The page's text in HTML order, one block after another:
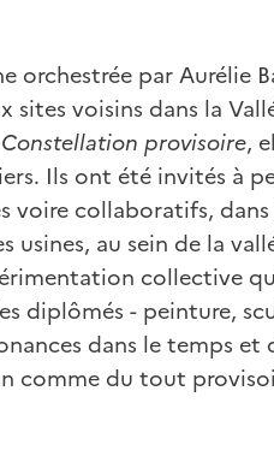
orchestrée par Aurélie
sites voisins dans la
Constellation provisoire,
Ils ont été invités à
voire collaboratifs,
au sein de la
collective
diplômés - peinture,
dans le temps et
comme du tout